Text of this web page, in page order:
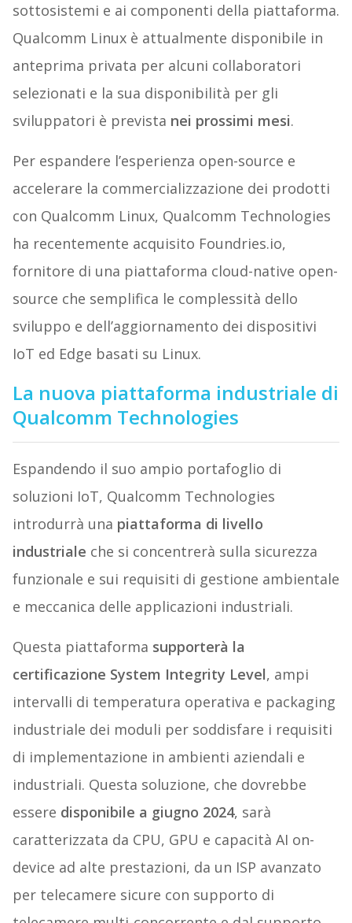
sottosistemi e ai componenti della piattaforma.
Qualcomm Linux è attualmente disponibile in
anteprima privata per alcuni collaboratori
selezionati e la sua disponibilità per gli
sviluppatori è prevista nei prossimi mesi.
Per espandere l’esperienza open-source e
accelerare la commercializzazione dei prodotti
con Qualcomm Linux, Qualcomm Technologies
ha recentemente acquisito Foundries.io,
fornitore di una piattaforma cloud-native open-
source che semplifica le complessità dello
sviluppo e dell’aggiornamento dei dispositivi
IoT ed Edge basati su Linux.
La nuova piattaforma industriale di
Qualcomm Technologies
Espandendo il suo ampio portafoglio di
soluzioni IoT, Qualcomm Technologies
introdurrà una piattaforma di livello
industriale che si concentrerà sulla sicurezza
funzionale e sui requisiti di gestione ambientale
e meccanica delle applicazioni industriali.
Questa piattaforma supporterà la
certificazione System Integrity Level, ampi
intervalli di temperatura operativa e packaging
industriale dei moduli per soddisfare i requisiti
di implementazione in ambienti aziendali e
industriali. Questa soluzione, che dovrebbe
essere disponibile a giugno 2024, sarà
caratterizzata da CPU, GPU e capacità AI on-
device ad alte prestazioni, da un ISP avanzato
per telecamere sicure con supporto di